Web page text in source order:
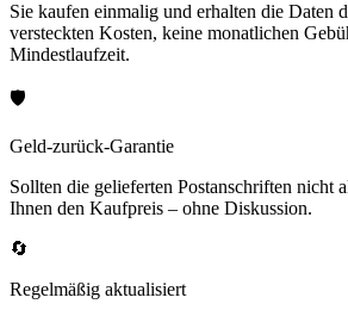
Sie kaufen einmalig und erhalten die Daten
versteckten Kosten, keine monatlichen
Mindestlaufzeit.
🛡️
Geld-zurück-Garantie
Sollten die gelieferten Postanschriften nicht
Ihnen den Kaufpreis – ohne Diskussion.
🔄
Regelmäßig aktualisiert